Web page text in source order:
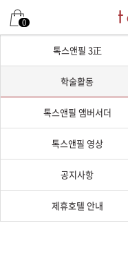
0
톡스앤필 3正
학술활동
톡스앤필 앰버서더
톡스앤필 영상
공지사항
제휴호텔 안내